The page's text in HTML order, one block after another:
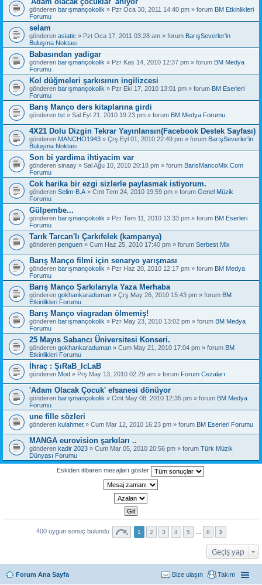
gönderen barışmançokolik » Pzr Oca 30, 2011 14:40 pm » forum BM Etkinlikleri
Forumu
selam
gönderen asiatic » Pzt Oca 17, 2011 03:28 am » forum BarışSeverler'in
Buluşma Noktası
Babasından yadigar
gönderen barışmançokolik » Pzr Kas 14, 2010 12:37 pm » forum BM Medya
Forumu
Kol düğmeleri şarkısının ingilizcesi
gönderen barışmançokolik » Pzr Eki 17, 2010 13:01 pm » forum BM Eserleri
Forumu
Barış Manço ders kitaplarına girdi
gönderen tst » Sal Eyl 21, 2010 19:23 pm » forum BM Medya Forumu
4X21 Dolu Dizgin Tekrar Yayınlansın(Facebook Destek Sayfası)
gönderen MANCHO1943 » Çrş Eyl 01, 2010 22:49 pm » forum BarışSeverler'in
Buluşma Noktası
Son bi yardima ihtiyacim var
gönderen sinaay » Sal Ağu 10, 2010 20:18 pm » forum BarisMancoMix.Com
Forumu
Cok harika bir ezgi sizlerle paylasmak istiyorum.
gönderen Selim-B.A » Cmt Tem 24, 2010 19:59 pm » forum Genel Müzik
Forumu
Gülpembe...
gönderen barışmançokolik » Pzr Tem 11, 2010 13:33 pm » forum BM Eserleri
Forumu
Tarık Tarcan'lı Çarkıfelek (kampanya)
gönderen penguen » Cum Haz 25, 2010 17:40 pm » forum Serbest Mix
Barış Manço filmi için senaryo yarışması
gönderen barışmançokolik » Pzr Haz 20, 2010 12:17 pm » forum BM Medya
Forumu
Barış Manço Şarkılarıyla Yaza Merhaba
gönderen gokhankaraduman » Çrş May 26, 2010 15:43 pm » forum BM
Etkinlikleri Forumu
Barış Manço viagradan ölmemiş!
gönderen barışmançokolik » Pzr May 23, 2010 13:02 pm » forum BM Medya
Forumu
25 Mayıs Sabancı Üniversitesi Konseri.
gönderen gokhankaraduman » Cum May 21, 2010 17:04 pm » forum BM
Etkinlikleri Forumu
İhraç : ŞıRaB_IcLaB
gönderen Mod » Prş May 13, 2010 02:29 am » forum Forum Cezaları
'Adam Olacak Çocuk' efsanesi dönüyor
gönderen barışmançokolik » Cmt May 08, 2010 12:35 pm » forum BM Medya
Forumu
une fille sözleri
gönderen kulahmet » Cum Mar 12, 2010 16:23 pm » forum BM Eserleri Forumu
MANGA eurovision şarkıları ..
gönderen kadir 2023 » Cum Mar 05, 2010 20:56 pm » forum Türk Müzik
Dünyası Forumu
Eskiden itibaren mesajları göster
400 uygun sonuç bulundu 1 2 3 4 5 8
Geçiş yap
Forum Ana Sayfa Takım
Bize ulaşın